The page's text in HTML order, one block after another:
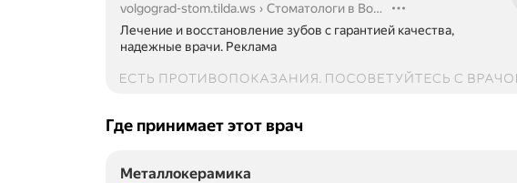
volgograd-stom.tilda.ws › Стоматологи в Волгограде: протезирование и...
Лечение и восстановление зубов с гарантией качества,
надежные врачи. Реклама
Где принимает этот врач
Металлокерамика